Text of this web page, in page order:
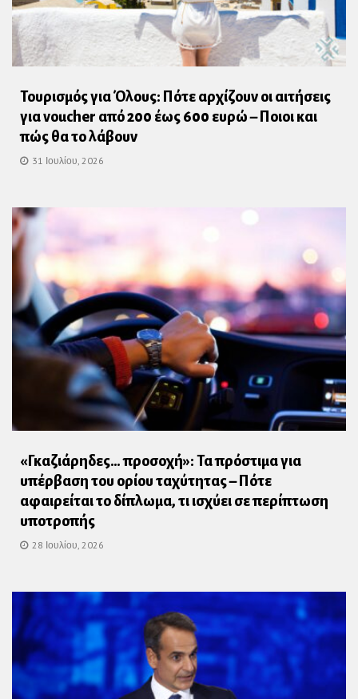
Τουρισμός για Όλους: Πότε αρχίζουν οι αιτήσεις
για voucher από 200 έως 600 ευρώ – Ποιοι και
πώς θα το λάβουν
31 Ιουλίου, 2026
«Γκαζιάρηδες… προσοχή»: Τα πρόστιμα για
υπέρβαση του ορίου ταχύτητας – Πότε
αφαιρείται το δίπλωμα, τι ισχύει σε περίπτωση
υποτροπής
28 Ιουλίου, 2026